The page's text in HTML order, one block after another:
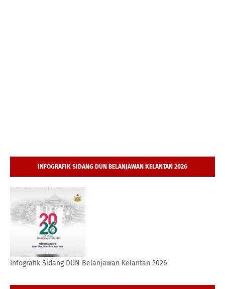
INFOGRAFIK SIDANG DUN BELANJAWAN KELANTAN 2026
Infografik Sidang DUN Belanjawan Kelantan 2026